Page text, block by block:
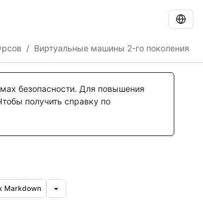
/ Виртуальные машины 2-го поколения
безопасности. Для повышения
получить справку по
Markdown